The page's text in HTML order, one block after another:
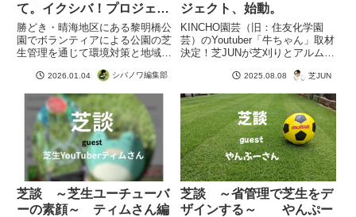
て。イクシバ！プロジェク
ト
勝どき・晴海地区にある黎明橋公
園でボランティアによる公園の芝
生管理を通じて環境対策と地域コ
的な取り組みが行われています。
どなたでも参加可能。企業の
ESG・CSR・地域貢献施策とし
ても注目したい「イクシバ！」プ
ロ続きを読む
2026.01.04 シバノワ編集部
ジェクト、始動。
KINCHO園芸（旧：住友化学園
芸）のYoutuber「牛ちゃん」取材
決定！芝JUNが芝刈りとアルム純
るための再生計画をスタートしま
す。
2025.08.08 芝JUN
芝談 ～芝生ユーチューバ
ーの素顔～ ティムさん編
芝談 ～省管理で芝生をデ
ザインする～ やんぷー